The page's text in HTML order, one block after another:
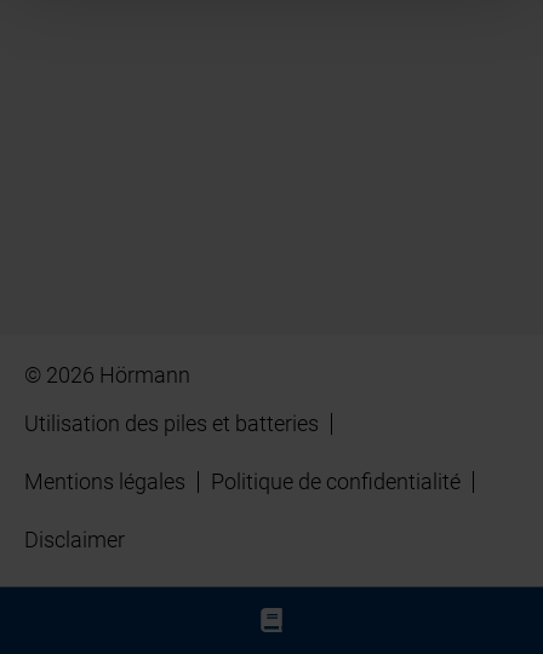
© 2026 Hörmann
Utilisation des piles et batteries
Mentions légales Politique de confidentialité
Disclaimer